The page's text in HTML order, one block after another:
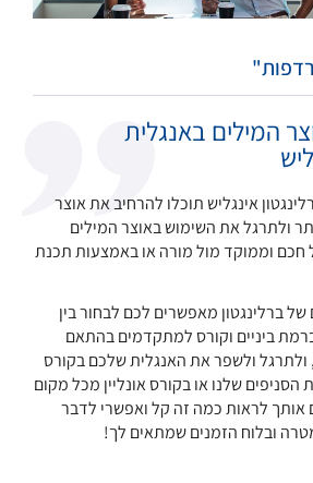
המילים באנגלית
אינגליש תוכלו להרחיב את אוצר
ולתרגל את השימוש באוצר המילים
וממוקד מול מורה או באמצעות תכנת
של ברלינגטון מאפשרים לכם לבחור בין
ביניים וקורס למתקדמים בהתאם
ולשפר את האנגלית שלכם בקורס
שלנו או בקורס אונליין מכל מקום
אותך לראות כמה זה קל ואפשרי לדבר
ובלוח הזמנים שמתאים לך!